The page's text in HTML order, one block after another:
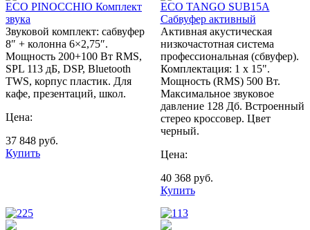
ECO PINOCCHIO Комплект
звука
Звуковой комплект: сабвуфер
8″ + колонна 6×2,75″.
Мощность 200+100 Вт RMS,
SPL 113 дБ, DSP, Bluetooth
TWS, корпус пластик. Для
кафе, презентаций, школ.
Цена:
37 848 руб.
Купить
ECO TANGO SUB15А
Сабвуфер активный
Активная акустическая
низкочастотная система
профессиональная (сбвуфер).
Комплектация: 1 x 15".
Мощность (RMS) 500 Вт.
Максимальное звуковое
давление 128 Дб. Встроенный
стерео кроссовер. Цвет
черный.
Цена:
40 368 руб.
Купить